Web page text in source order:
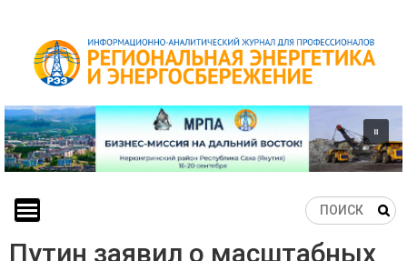
content
Путин заявил о масштабных